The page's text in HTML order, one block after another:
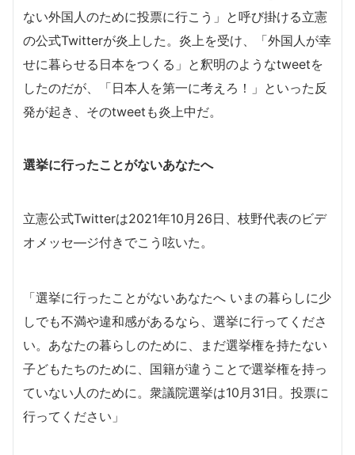
ない外国人のために投票に行こう」と呼び掛ける立憲
の公式Twitterが炎上した。炎上を受け、「外国人が幸
せに暮らせる日本をつくる」と釈明のようなtweetを
したのだが、「日本人を第一に考えろ！」といった反
発が起き、そのtweetも炎上中だ。
選挙に行ったことがないあなたへ
立憲公式Twitterは2021年10月26日、枝野代表のビデ
オメッセ―ジ付きでこう呟いた。
「選挙に行ったことがないあなたへ いまの暮らしに少
しでも不満や違和感があるなら、選挙に行ってくださ
い。あなたの暮らしのために、まだ選挙権を持たない
子どもたちのために、国籍が違うことで選挙権を持っ
ていない人のために。衆議院選挙は10月31日。投票に
行ってください」